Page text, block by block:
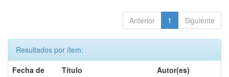
Anterior 1 Siguiente
Resultados por ítem:
Fecha de
Título Autor(es)